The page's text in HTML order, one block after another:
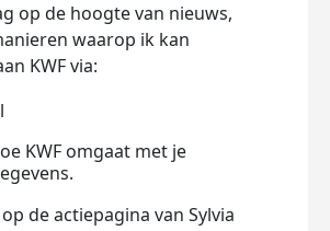
op de hoogte van nieuws,
waarop ik kan
KWF via:
KWF omgaat met je
de actiepagina van Sylvia